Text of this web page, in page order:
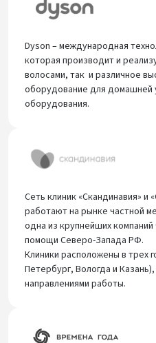
Dyson – международная
которая производит и
волосами, так и различное
оборудование для домашней
оборудования.
Сеть клиник «Скандинавия» и
работают на рынке частной
одна из крупнейших
помощи Северо-Запада РФ.
Клиники расположены в трех
Петербург, Вологда и
направлениями работы.